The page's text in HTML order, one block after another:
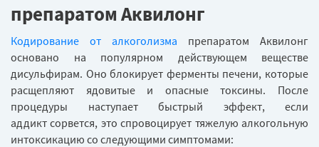
препаратом Аквилонг
Кодирование от алкоголизма препаратом Аквилонг
основано на популярном действующем веществе
дисульфирам. Оно блокирует ферменты печени, которые
расщепляют ядовитые и опасные токсины. После
процедуры наступает быстрый эффект, если
аддикт сорвется, это спровоцирует тяжелую алкогольную
интоксикацию со следующими симптомами: